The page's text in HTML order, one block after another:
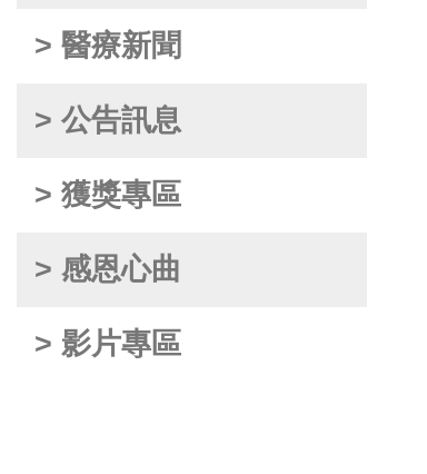
> 醫療新聞
> 公告訊息
> 獲獎專區
> 感恩心曲
> 影片專區